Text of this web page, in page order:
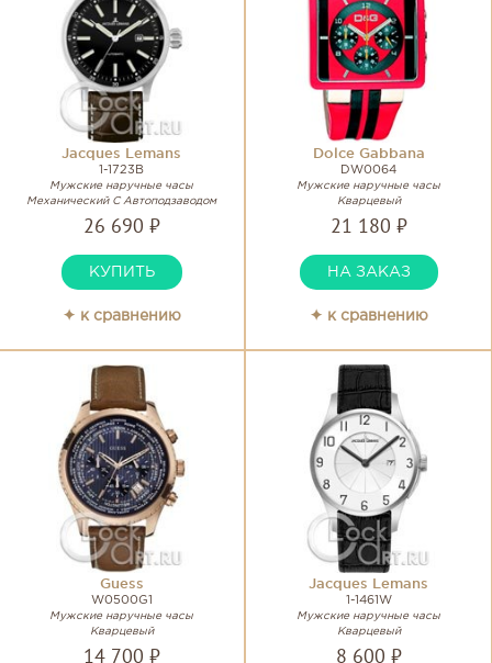
Jacques Lemans
1-1723B
Мужские наручные часы
Механический С Автоподзаводом
26 690 ₽
КУПИТЬ
✦ к сравнению
Dolce Gabbana
DW0064
Мужские наручные часы
Кварцевый
21 180 ₽
НА ЗАКАЗ
✦ к сравнению
Guess
W0500G1
Мужские наручные часы
Кварцевый
14 700 ₽
Jacques Lemans
1-1461W
Мужские наручные часы
Кварцевый
8 600 ₽